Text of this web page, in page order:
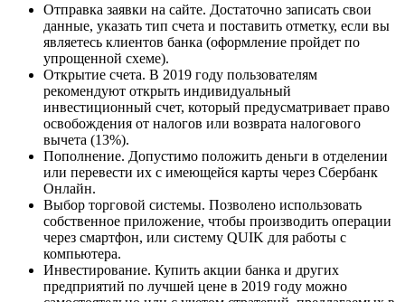
Отправка заявки на сайте. Достаточно записать свои
данные, указать тип счета и поставить отметку, если вы
являетесь клиентов банка (оформление пройдет по
упрощенной схеме).
Открытие счета. В 2019 году пользователям
рекомендуют открыть индивидуальный
инвестиционный счет, который предусматривает право
освобождения от налогов или возврата налогового
вычета (13%).
Пополнение. Допустимо положить деньги в отделении
или перевести их с имеющейся карты через Сбербанк
Онлайн.
Выбор торговой системы. Позволено использовать
собственное приложение, чтобы производить операции
через смартфон, или систему QUIK для работы с
компьютера.
Инвестирование. Купить акции банка и других
предприятий по лучшей цене в 2019 году можно